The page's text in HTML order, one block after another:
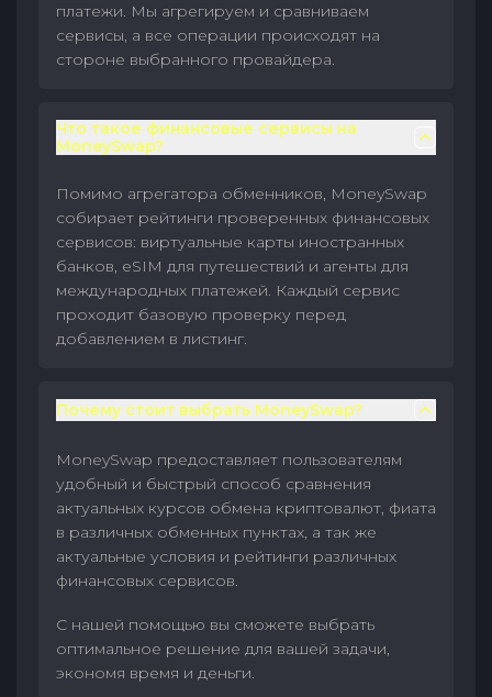
платежи. Мы агрегируем и сравниваем
сервисы, а все операции происходят на
стороне выбранного провайдера.
Что такое финансовые сервисы на
MoneySwap?
Помимо агрегатора обменников, MoneySwap
собирает рейтинги проверенных финансовых
сервисов: виртуальные карты иностранных
банков, eSIM для путешествий и агенты для
международных платежей. Каждый сервис
проходит базовую проверку перед
добавлением в листинг.
Почему стоит выбрать MoneySwap?
MoneySwap предоставляет пользователям
удобный и быстрый способ сравнения
актуальных курсов обмена криптовалют, фиата
в различных обменных пунктах, а так же
актуальные условия и рейтинги различных
финансовых сервисов.
С нашей помощью вы сможете выбрать
оптимальное решение для вашей задачи,
экономя время и деньги.